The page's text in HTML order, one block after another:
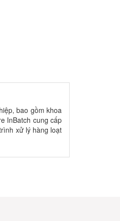
bao gồm khoa
InBatch cung cấp
xử lý hàng loạt